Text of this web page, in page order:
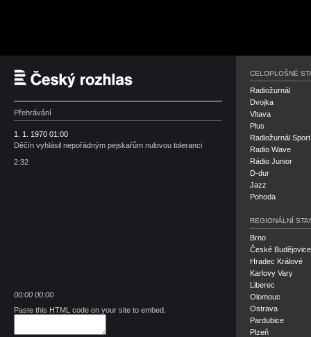
Přehrávání
1. 1. 1970 01:00
Děčín vyhlásil nepořádným pejskařům nulovou toleranci
2:32
00:00 00:00
Paste this HTML code on your site to embed.
CELOPLOŠNÉ
Radiožurnál
Dvojka
Vltava
Plus
Radiožurnál Sport
Radio Wave
Rádio Junior
D-dur
Jazz
Pohoda
REGIONÁLNÍ
Brno
České Budějovice
Hradec Králové
Karlovy Vary
Liberec
Olomouc
Ostrava
Pardubice
Plzeň